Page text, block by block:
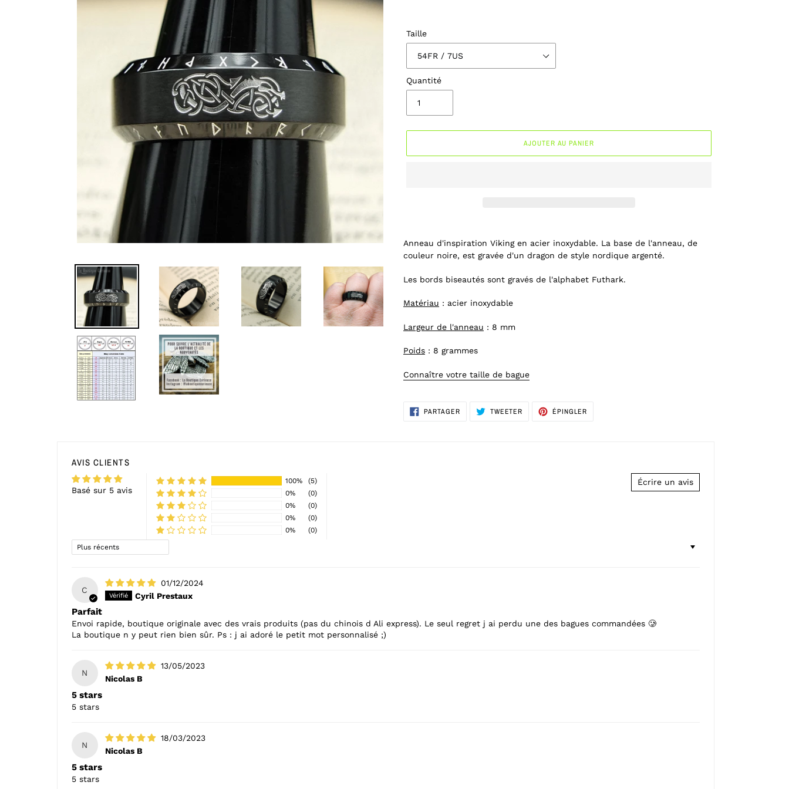
Taille
Quantité
AJOUTER AU PANIER
produit
votre
Anneau d'inspiration Viking en acier inoxydable. La base de l'anneau, de
couleur noire, est gravée d'un dragon de style nordique argenté.
Les bords biseautés sont gravés de l'alphabet Futhark.
Matériau : acier inoxydable
Largeur de l'anneau : 8 mm
Poids : 8 grammes
Connaître votre taille de bague
PARTAGERPARTAGER
SUR
TWEETER TWEETERÉPINGLER
AVIS CLIENTS
Basé sur 5 avis
Écrire un avis
100%
(5)
0%
(0)
0%
(0)
0%
(0)
0%
(0)
Sort by
C
01/12/2024
Cyril Prestaux
Parfait
Envoi rapide, boutique originale avec des vrais produits (pas du chinois d Ali express). Le seul regret j ai perdu une des bagues commandées 🥲
La boutique n y peut rien bien sûr. Ps : j ai adoré le petit mot personnalisé ;)
N
13/05/2023
Nicolas B
5 stars
5 stars
N
18/03/2023
Nicolas B
5 stars
5 stars